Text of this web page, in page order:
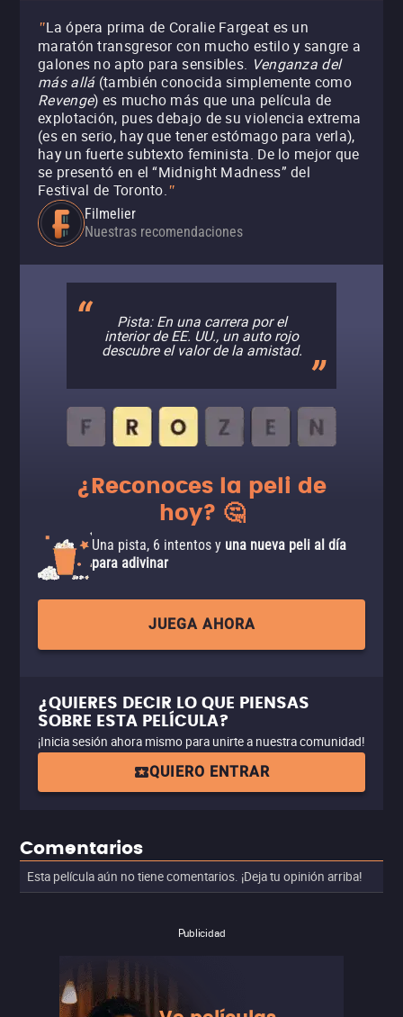
"La ópera prima de Coralie Fargeat es un
maratón transgresor con mucho estilo y sangre a
galones no apto para sensibles. Venganza del
más allá (también conocida simplemente como
Revenge) es mucho más que una película de
explotación, pues debajo de su violencia extrema
(es en serio, hay que tener estómago para verla),
hay un fuerte subtexto feminista. De lo mejor que
se presentó en el “Midnight Madness” del
Festival de Toronto."
Filmelier
Nuestras recomendaciones
Pista: En una carrera por el
interior de EE. UU., un auto rojo
descubre el valor de la amistad.
¿Reconoces la peli de
hoy? 🤔
Una pista, 6 intentos y una nueva peli al día
para adivinar
JUEGA AHORA
¿QUIERES DECIR LO QUE PIENSAS
SOBRE ESTA PELÍCULA?
¡Inicia sesión ahora mismo para unirte a nuestra comunidad!
QUIERO ENTRAR
Comentarios
Esta película aún no tiene comentarios. ¡Deja tu opinión arriba!
Publicidad